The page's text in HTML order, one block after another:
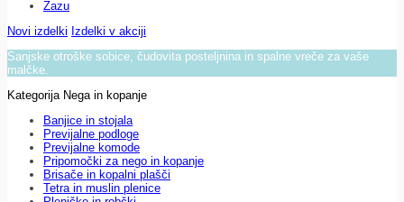
Zazu
Novi izdelki Izdelki v akciji
Sanjske otroške sobice, čudovita posteljnina in spalne vreče za vaše
malčke.
Kategorija Nega in kopanje
Banjice in stojala
Previjalne podloge
Previjalne komode
Pripomočki za nego in kopanje
Brisače in kopalni plašči
Tetra in muslin plenice